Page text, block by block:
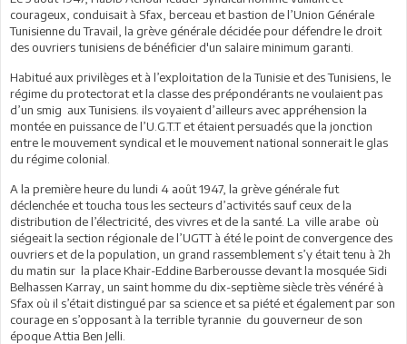
courageux, conduisait à Sfax, berceau et bastion de l’Union Générale
Tunisienne du Travail, la grève générale décidée pour défendre le droit
des ouvriers tunisiens de bénéficier d'un salaire minimum garanti.
Habitué aux privilèges et à l’exploitation de la Tunisie et des Tunisiens, le
régime du protectorat et la classe des prépondérants ne voulaient pas
d’un smig aux Tunisiens. ils voyaient d’ailleurs avec appréhension la
montée en puissance de l’U.G.T.T et étaient persuadés que la jonction
entre le mouvement syndical et le mouvement national sonnerait le glas
du régime colonial.
A la première heure du lundi 4 août 1947, la grève générale fut
déclenchée et toucha tous les secteurs d’activités sauf ceux de la
distribution de l’électricité, des vivres et de la santé. La ville arabe où
siégeait la section régionale de l’UGTT à été le point de convergence des
ouvriers et de la population, un grand rassemblement s’y était tenu à 2h
du matin sur la place Khair-Eddine Barberousse devant la mosquée Sidi
Belhassen Karray, un saint homme du dix-septième siècle très vénéré à
Sfax où il s’était distingué par sa science et sa piété et également par son
courage en s’opposant à la terrible tyrannie du gouverneur de son
époque Attia Ben Jelli.